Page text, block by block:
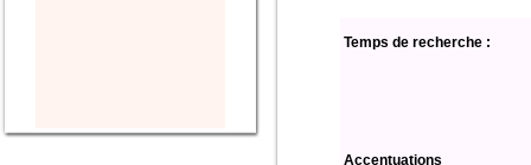
Temps de recherche :
Accentuations